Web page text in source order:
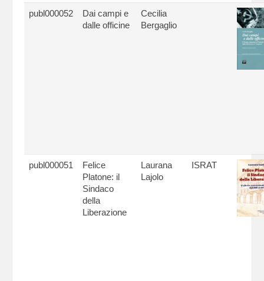
publ000052
Dai campi e
dalle officine
Cecilia
Bergaglio
publ000051
Felice
Platone: il
Sindaco
della
Liberazione
Laurana
Lajolo
ISRAT